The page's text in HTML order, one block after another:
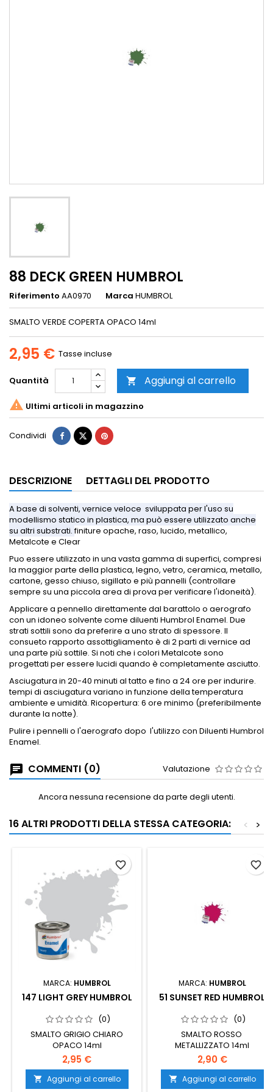
88 DECK GREEN HUMBROL
Riferimento AA0970 Marca HUMBROL
SMALTO VERDE COPERTA OPACO 14ml
2,95 € Tasse incluse
Quantità  Aggiungi al carrello
 Ultimi articoli in magazzino
Condividi
DESCRIZIONE DETTAGLI DEL PRODOTTO
A base di solventi, vernice veloce sviluppata per l'uso su
modellismo statico in plastica, ma può essere utilizzato anche
su altri substrati.finiture opache, raso, lucido, metallico,
Metalcote e Clear
Puo essere utilizzato in una vasta gamma di superfici, compresi
la maggior parte della plastica, legno, vetro, ceramica, metallo,
cartone, gesso chiuso, sigillato e più pannelli (controllare
sempre su una piccola area di prova per verificare l'idoneità).
Applicare a pennello direttamente dal barattolo o aerografo
con un idoneo solvente come diluenti Humbrol Enamel. Due
strati sottili sono da preferire a uno strato di spessore. Il
consueto rapporto assottigliamento è di 2 parti di vernice ad
una parte più sottile. Si noti che i colori Metalcote sono
progettati per essere lucidi quando è completamente asciutto.
Asciugatura in 20-40 minuti al tatto e fino a 24 ore per indurire.
tempi di asciugatura variano in funzione della temperatura
ambiente e umidità. Ricopertura: 6 ore minimo (preferibilmente
durante la notte).
Pulire i pennelli o l'aerografo dopo l'utilizzo con Diluenti Humbrol
Enamel.
COMMENTI (0) Valutazione
Ancora nessuna recensione da parte degli utenti.
16 ALTRI PRODOTTI DELLA STESSA CATEGORIA: >
<
MARCA: HUMBROL
147 LIGHT GREY HUMBROL
(0)
SMALTO GRIGIO CHIARO
OPACO 14ml
2,95 €
 Aggiungi al carrello
favorite_border
MARCA: HUMBROL
51 SUNSET RED HUMBROL
(0)
SMALTO ROSSO
METALLIZZATO 14ml
2,90 €
 Aggiungi al carrello
favorite_border